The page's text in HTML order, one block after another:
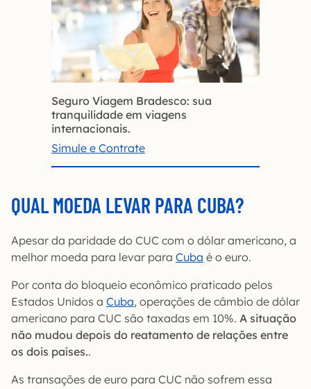
Seguro Viagem Bradesco: sua
tranquilidade em viagens
internacionais.
Simule e Contrate
QUAL MOEDA LEVAR PARA CUBA?
Apesar da paridade do CUC com o dólar americano, a
melhor moeda para levar para Cuba é o euro.
Por conta do bloqueio econômico praticado pelos
Estados Unidos a Cuba, operações de câmbio de dólar
americano para CUC são taxadas em 10%. A situação
não mudou depois do reatamento de relações entre
os dois países..
As transações de euro para CUC não sofrem essa